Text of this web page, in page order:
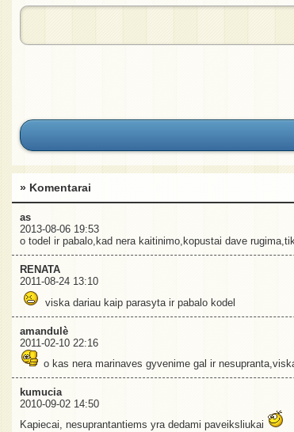
» Komentarai
as
2013-08-06 19:53
o todel ir pabalo,kad nera kaitinimo,kopustai dave
RENATA
2011-08-24 13:10
viska dariau kaip parasyta ir pabalo kodel
amandulè
2011-02-10 22:16
o kas nera marinaves gyvenime gal ir
kumucia
2010-09-02 14:50
Kapiecai, nesuprantantiems yra dedami paveiksliukai